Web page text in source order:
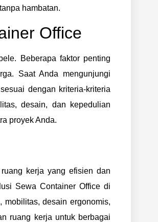
hambatan.
Office
Beberapa faktor penting
Saat Anda mengunjungi
dengan kriteria-kriteria
desain, dan kepedulian
proyek Anda.
kerja yang efisien dan
Sewa Container Office di
mobilitas, desain ergonomis,
ruang kerja untuk berbagai